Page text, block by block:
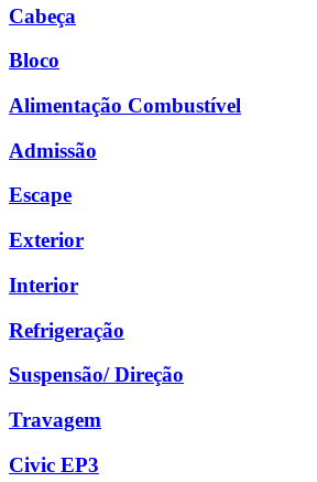
Cabeça
Bloco
Alimentação Combustível
Admissão
Escape
Exterior
Interior
Refrigeração
Suspensão/ Direção
Travagem
Civic EP3